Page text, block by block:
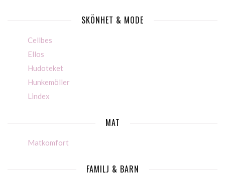
SKÖNHET & MODE
Cellbes
Ellos
Hudoteket
Hunkemöller
Lindex
MAT
Matkomfort
FAMILJ & BARN